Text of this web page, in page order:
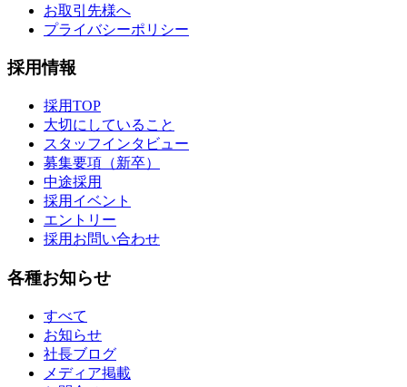
お取引先様へ
プライバシーポリシー
採用情報
採用TOP
大切にしていること
スタッフインタビュー
募集要項（新卒）
中途採用
採用イベント
エントリー
採用お問い合わせ
各種お知らせ
すべて
お知らせ
社長ブログ
メディア掲載